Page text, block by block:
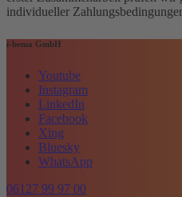
individueller
i-bema GmbH
Youtube
Instagram
LinkedIn
Facebook
Xing
Bluesky
WhatsApp
06127 99 97 00